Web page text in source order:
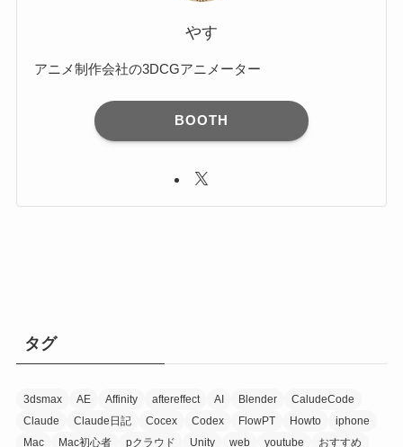
やす
アニメ制作会社の3DCGアニメーター
BOOTH
タグ
3dsmax AE Affinity aftereffect AI Blender
CaludeCode
Claude
Claude日記 Cocex Codex FlowPT Howto
iphone
Mac
Mac初心者 pクラウド Unity web youtube おすすめ